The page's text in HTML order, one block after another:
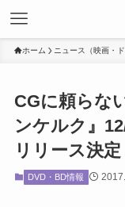
ホーム ニュース（映画・ド
CGに頼らな
ンケルク』
リリース決定
DVD・BD情報